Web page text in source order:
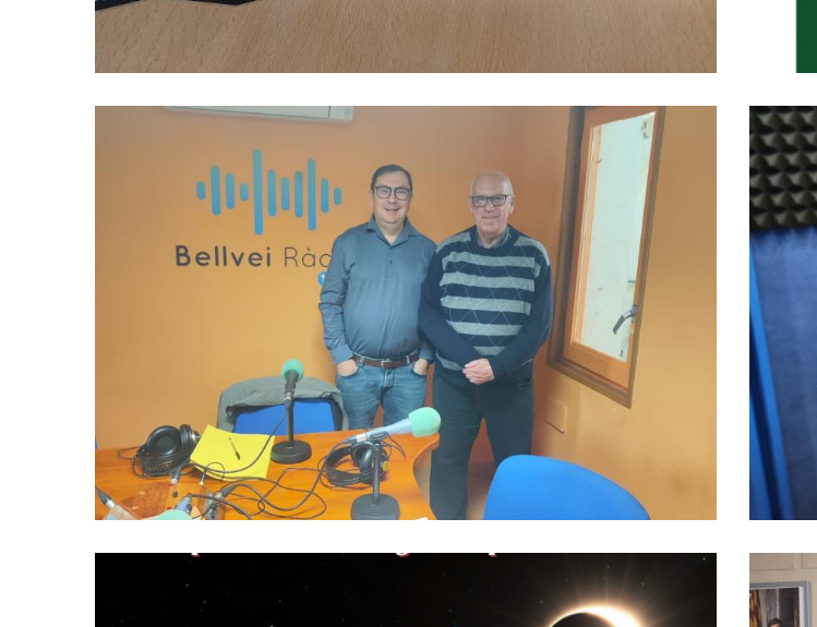
Baix Penedès Al Dia Amb Joan Maria Diu,
Responsable De L'Area D'Ocupació, Promoció
Econòmica I Turisme
Altres
Ocupació
Turisme